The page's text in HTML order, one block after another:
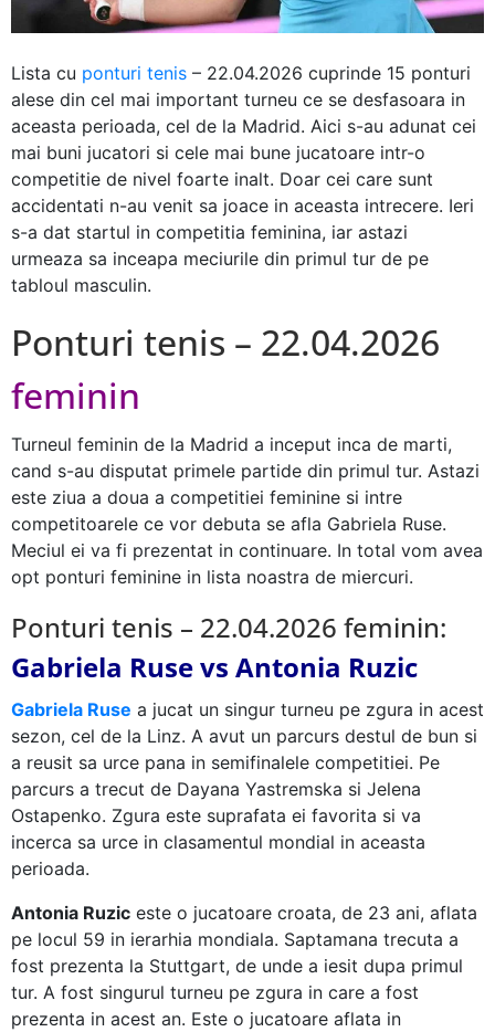
Lista cu ponturi tenis – 22.04.2026 cuprinde 15 ponturi
alese din cel mai important turneu ce se desfasoara in
aceasta perioada, cel de la Madrid. Aici s-au adunat cei
mai buni jucatori si cele mai bune jucatoare intr-o
competitie de nivel foarte inalt. Doar cei care sunt
accidentati n-au venit sa joace in aceasta intrecere. Ieri
s-a dat startul in competitia feminina, iar astazi
urmeaza sa inceapa meciurile din primul tur de pe
tabloul masculin.
Ponturi tenis – 22.04.2026
feminin
Turneul feminin de la Madrid a inceput inca de marti,
cand s-au disputat primele partide din primul tur. Astazi
este ziua a doua a competitiei feminine si intre
competitoarele ce vor debuta se afla Gabriela Ruse.
Meciul ei va fi prezentat in continuare. In total vom avea
opt ponturi feminine in lista noastra de miercuri.
Ponturi tenis – 22.04.2026 feminin:
Gabriela Ruse vs Antonia Ruzic
Gabriela Ruse a jucat un singur turneu pe zgura in acest
sezon, cel de la Linz. A avut un parcurs destul de bun si
a reusit sa urce pana in semifinalele competitiei. Pe
parcurs a trecut de Dayana Yastremska si Jelena
Ostapenko. Zgura este suprafata ei favorita si va
incerca sa urce in clasamentul mondial in aceasta
perioada.
Antonia Ruzic este o jucatoare croata, de 23 ani, aflata
pe locul 59 in ierarhia mondiala. Saptamana trecuta a
fost prezenta la Stuttgart, de unde a iesit dupa primul
tur. A fost singurul turneu pe zgura in care a fost
prezenta in acest an. Este o jucatoare aflata in